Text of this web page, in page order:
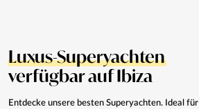
Luxus-Superyachten
verfügbar auf Ibiza
Entdecke unsere besten Superyachten. Ideal für